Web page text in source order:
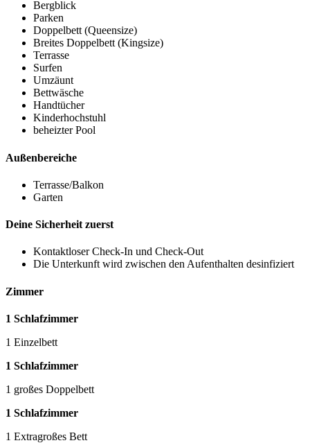
Bergblick
Parken
Doppelbett (Queensize)
Breites Doppelbett (Kingsize)
Terrasse
Surfen
Umzäunt
Bettwäsche
Handtücher
Kinderhochstuhl
beheizter Pool
Außenbereiche
Terrasse/Balkon
Garten
Deine Sicherheit zuerst
Kontaktloser Check-In und Check-Out
Die Unterkunft wird zwischen den Aufenthalten desinfiziert
Zimmer
1 Schlafzimmer
1 Einzelbett
1 Schlafzimmer
1 großes Doppelbett
1 Schlafzimmer
1 Extragroßes Bett